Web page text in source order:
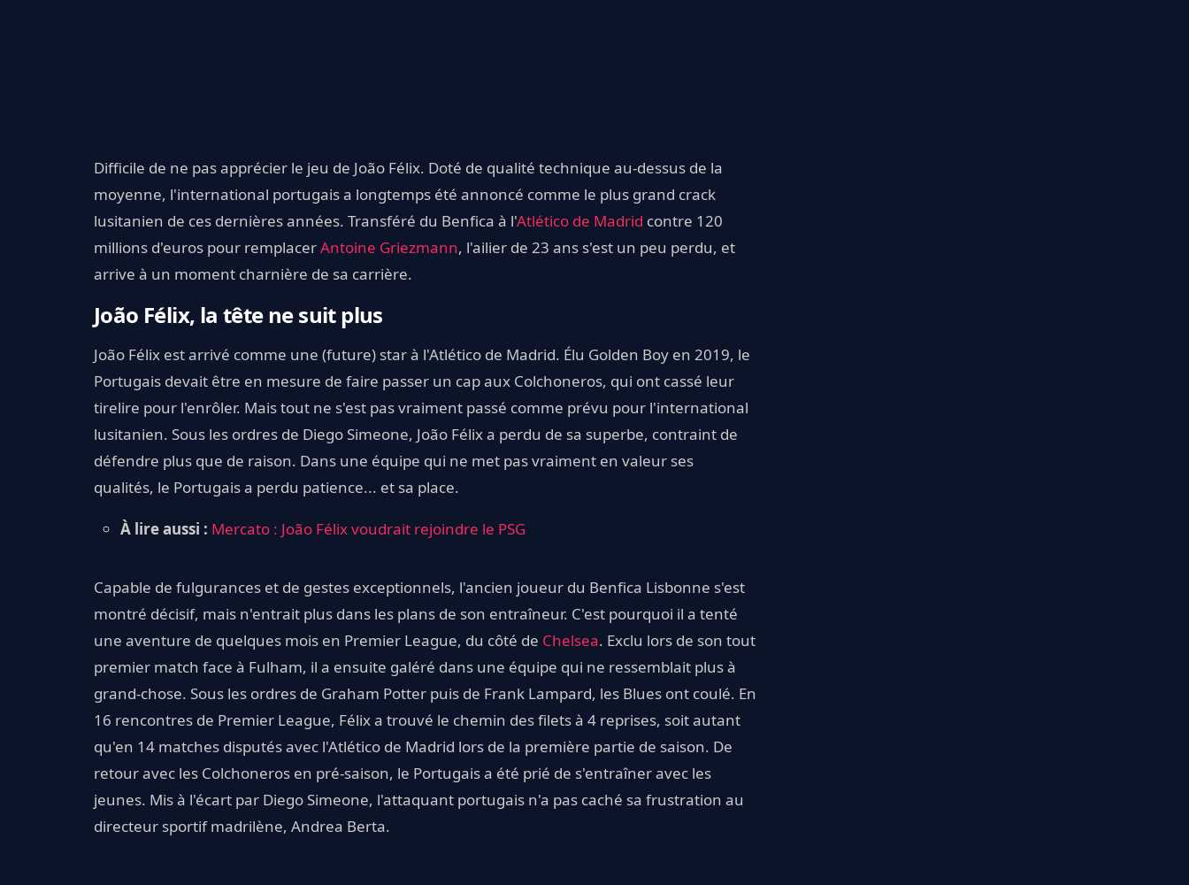
Difficile de ne pas apprécier le jeu de João Félix. Doté de qualité technique au-dessus de la
moyenne, l'international portugais a longtemps été annoncé comme le plus grand crack
lusitanien de ces dernières années. Transféré du Benfica à l'Atlético de Madrid contre 120
millions d'euros pour remplacerAntoine Griezmann, l'ailier de 23 ans s'est un peu perdu, et
arrive à un moment charnière de sa carrière.
João Félix, la tête ne suit plus
João Félix est arrivé comme une (future) star à l'Atlético de Madrid. Élu Golden Boy en 2019, le
Portugais devait être en mesure de faire passer un cap aux Colchoneros, qui ont cassé leur
tirelire pour l'enrôler. Mais tout ne s'est pas vraiment passé comme prévu pour l'international
lusitanien. Sous les ordres de Diego Simeone, João Félix a perdu de sa superbe, contraint de
défendre plus que de raison. Dans une équipe qui ne met pas vraiment en valeur ses
qualités, le Portugais a perdu patience... et sa place.
À lire aussi : Mercato : João Félix voudrait rejoindre le PSG
Capable de fulgurances et de gestes exceptionnels, l'ancien joueur du Benfica Lisbonne s'est
montré décisif, mais n'entrait plus dans les plans de son entraîneur. C'est pourquoi il a tenté
une aventure de quelques mois en Premier League, du côté de Chelsea. Exclu lors de son tout
premier match face à Fulham, il a ensuite galéré dans une équipe qui ne ressemblait plus à
grand-chose. Sous les ordres de Graham Potter puis de Frank Lampard, les Blues ont coulé. En
16 rencontres de Premier League, Félix a trouvé le chemin des filets à 4 reprises, soit autant
qu'en 14 matches disputés avec l'Atlético de Madrid lors de la première partie de saison. De
retour avec les Colchoneros en pré-saison, le Portugais a été prié de s'entraîner avec les
jeunes. Mis à l'écart par Diego Simeone, l'attaquant portugais n'a pas caché sa frustration au
directeur sportif madrilène, Andrea Berta.